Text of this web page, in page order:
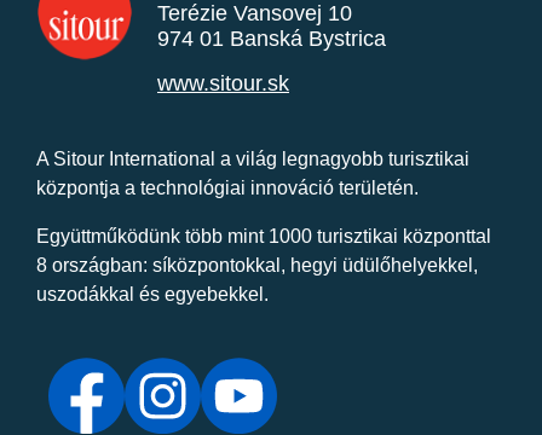
Terézie Vansovej 10
974 01 Banská Bystrica
www.sitour.sk
A Sitour International a világ legnagyobb turisztikai
központja a technológiai innováció területén.
Együttműködünk több mint 1000 turisztikai központtal
8 országban: síközpontokkal, hegyi üdülőhelyekkel,
uszodákkal és egyebekkel.